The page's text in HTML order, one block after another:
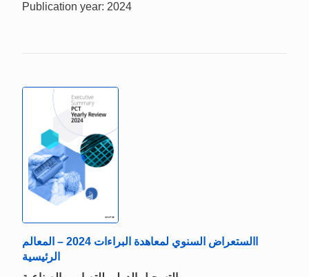
Publication year: 2024
االستعراض السنوي لمعاهدة البراءات 2024 – المعالم
الرئيسية